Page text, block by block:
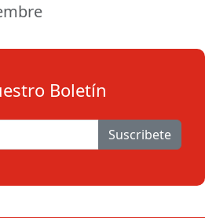
Boletín
Suscribete